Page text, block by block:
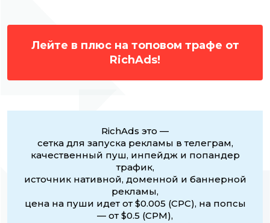
Лейте в плюс на топовом трафе от
RichAds!
RichAds это —
сетка для запуска рекламы в телеграм,
качественный пуш, инпейдж и попандер
трафик,
источник нативной, доменной и баннерной
рекламы,
цена на пуши идет от $0.005 (CPC), на попсы
— от $0.5 (CPM),